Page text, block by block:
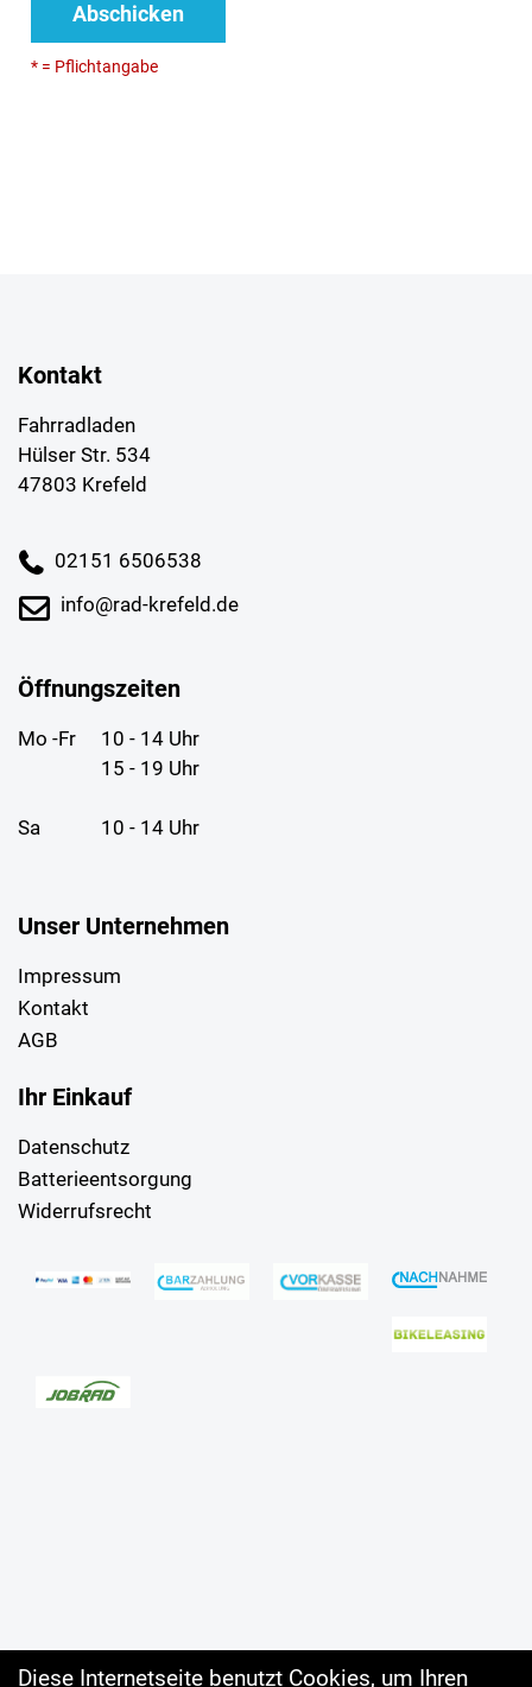
Abschicken
* = Pflichtangabe
Kontakt
Fahrradladen
Hülser Str. 534
47803 Krefeld
02151 6506538
info@rad-krefeld.de
Öffnungszeiten
Mo -Fr
10 - 14 Uhr
15 - 19 Uhr
Sa 10 - 14 Uhr
Unser Unternehmen
Impressum
Kontakt
AGB
Ihr Einkauf
Datenschutz
Batterieentsorgung
Widerrufsrecht
Diese Internetseite benutzt Cookies, um Ihren